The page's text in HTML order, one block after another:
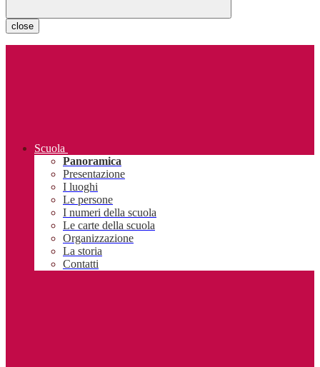
close
Scuola
Panoramica
Presentazione
I luoghi
Le persone
I numeri della scuola
Le carte della scuola
Organizzazione
La storia
Contatti